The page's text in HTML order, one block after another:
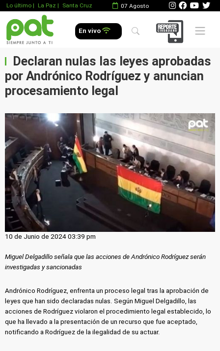
Lo último | La Paz | Santa Cruz 07 Agosto
En vivo Mobile
Declaran nulas las leyes aprobadas
por Andrónico Rodríguez y anuncian
procesamiento legal
10 de Junio de 2024 03:39 pm
Miguel Delgadillo señala que las acciones de Andrónico Rodríguez serán
investigadas y sancionadas
Andrónico Rodríguez, enfrenta un proceso legal tras la aprobación de
leyes que han sido declaradas nulas. Según Miguel Delgadillo, las
acciones de Rodríguez violaron el procedimiento legal establecido, lo
que ha llevado a la presentación de un recurso que fue aceptado,
notificando a Rodríguez de la ilegalidad de su actuar.